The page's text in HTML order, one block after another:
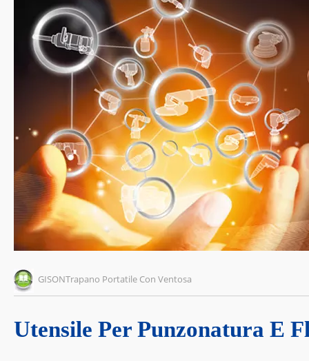
GISONTrapano Portatile Con Ventosa
Utensile Per Punzonatura E